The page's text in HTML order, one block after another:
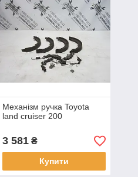
Механізм ручка Toyota
land cruiser 200
3 581₴
Купити